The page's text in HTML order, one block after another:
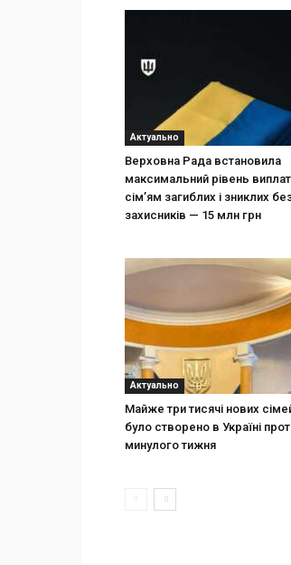
Актуально
Верховна Рада встановила
максимальний рівень виплат
сім’ям загиблих і зниклих
захисників — 15 млн грн
Актуально
Майже три тисячі нових
було створено в Україні
минулого тижня